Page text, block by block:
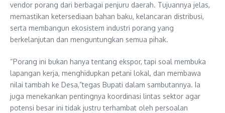
vendor porang dari berbagai penjuru daerah. Tujuannya jelas,
memastikan ketersediaan bahan baku, kelancaran distribusi,
serta membangun ekosistem industri porang yang
berkelanjutan dan menguntungkan semua pihak.
“Porang ini bukan hanya tentang ekspor, tapi soal membuka
lapangan kerja, menghidupkan petani lokal, dan membawa
nilai tambah ke Desa,”tegas Bupati dalam sambutannya. Ia
juga menekankan pentingnya koordinasi lintas sektor agar
potensi besar ini tidak justru terhambat oleh persoalan